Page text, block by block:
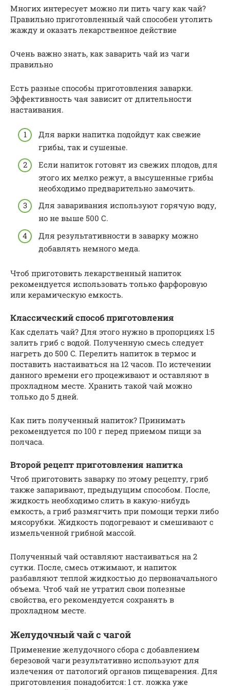
Многих интересует можно ли пить чагу как чай?
Правильно приготовленный чай способен утолить
жажду и оказать лекарственное действие
Очень важно знать, как заварить чай из чаги
правильно
Есть разные способы приготовления заварки.
Эффективность чая зависит от длительности
настаивания.
Для варки напитка подойдут как свежие
грибы, так и сушеные.
Если напиток готовят из свежих плодов, для
этого их мелко режут, а высушенные грибы
необходимо предварительно замочить.
Для заваривания используют горячую воду,
но не выше 500 С.
Для результативности в заварку можно
добавлять немного меда.
Чтоб приготовить лекарственный напиток
рекомендуется использовать только фарфоровую
или керамическую емкость.
Классический способ приготовления
Как сделать чай? Для этого нужно в пропорциях 1:5
залить гриб с водой. Полученную смесь следует
нагреть до 500 C. Перелить напиток в термос и
поставить настаиваться на 12 часов. По истечении
данного времени его процеживают и оставляют в
прохладном месте. Хранить такой чай можно
только до 5 дней.
Как пить полученный напиток? Принимать
рекомендуется по 100 г перед приемом пищи за
полчаса.
Второй рецепт приготовления напитка
Чтоб приготовить заварку по этому рецепту, гриб
также запаривают, предыдущим способом. После,
жидкость необходимо слить в какую-нибудь
емкость, а гриб размягчить при помощи терки либо
мясорубки. Жидкость подогревают и смешивают с
измельченной грибной массой.
Полученный чай оставляют настаиваться на 2
сутки. После, смесь отжимают, и напиток
разбавляют теплой жидкостью до первоначального
объема. Чтоб чай не утратил свои полезные
свойства, его рекомендуется сохранять в
прохладном месте.
Желудочный чай с чагой
Применение желудочного сбора с добавлением
березовой чаги результативно используют для
излечения от патологий органов пищеварения. Для
приготовления понадобится: 1 ст. ложка уже